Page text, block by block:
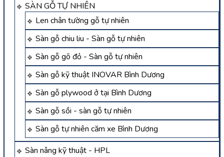
SÀN GỖ TỰ NHIÊN
Len chân tường gỗ tự nhiên
Sàn gỗ chiu liu - Sàn gỗ tự nhiên
Sàn gỗ gõ đỏ - Sàn gỗ tự nhiên
Sàn gỗ kỹ thuật INOVAR Bình Dương
Sàn gỗ plywood ở tại Bình Dương
Sàn gỗ sồi - sàn gỗ tự nhiên
Sàn gỗ tự nhiên căm xe Bình Dương
Sàn nâng kỹ thuật - HPL